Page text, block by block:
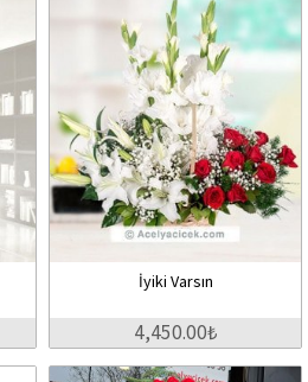
İyiki Varsın
4,450.00₺